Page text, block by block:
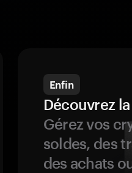
Enfin
Découvrez
Gérez vos
soldes, des
des achats